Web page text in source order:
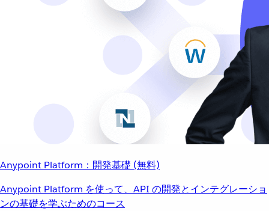
Anypoint Platform：開発基礎 (無料)
Anypoint Platform を使って、API の開発とインテグレーショ
ンの基礎を学ぶためのコース